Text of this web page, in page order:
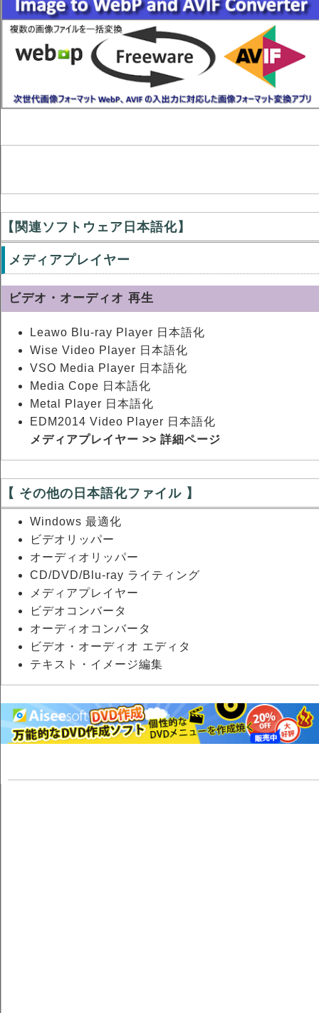
【関連ソフトウェア日本語化】
メディアプレイヤー
ビデオ・オーディオ 再生
Leawo Blu-ray Player 日本語化
Wise Video Player 日本語化
VSO Media Player 日本語化
Media Cope 日本語化
Metal Player 日本語化
EDM2014 Video Player 日本語化
メディアプレイヤー >> 詳細ページ
【 その他の日本語化ファイル 】
Windows 最適化
ビデオリッパー
オーディオリッパー
CD/DVD/Blu-ray ライティング
メディアプレイヤー
ビデオコンバータ
オーディオコンバータ
ビデオ・オーディオ エディタ
テキスト・イメージ編集